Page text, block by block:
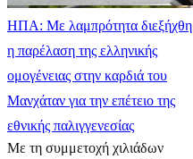
ΗΠΑ: Με λαμπρότητα διεξήχθη
η παρέλαση της ελληνικής
ομογένειας στην καρδιά του
Μανχάταν για την επέτειο της
εθνικής παλιγγενεσίας
Με τη συμμετοχή χιλιάδων